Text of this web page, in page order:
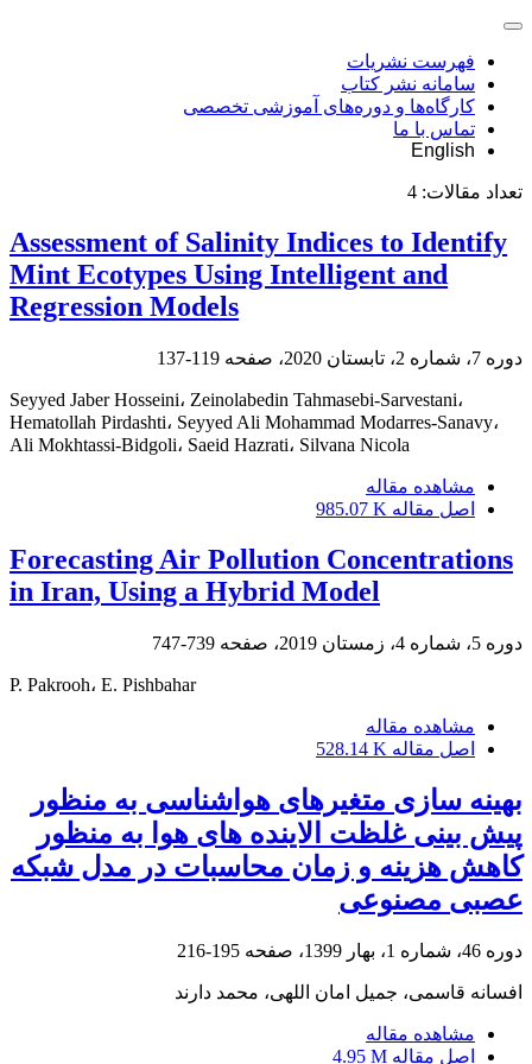
فهرست نشریات
سامانه نشر کتاب
کارگاه‌ها و دوره‌های آموزشی تخصصی
تماس با ما
English
تعداد مقالات: 4
Assessment of Salinity Indices to Identify
Mint Ecotypes Using Intelligent and
Regression Models
دوره 7، شماره 2، تابستان 2020، صفحه 119-137
Seyyed Jaber Hosseini، Zeinolabedin Tahmasebi-Sarvestani،
Hematollah Pirdashti، Seyyed Ali Mohammad Modarres-Sanavy،
Ali Mokhtassi-Bidgoli، Saeid Hazrati، Silvana Nicola
مشاهده مقاله
اصل مقاله 985.07 K
Forecasting Air Pollution Concentrations
in Iran, Using a Hybrid Model
دوره 5، شماره 4، زمستان 2019، صفحه 739-747
P. Pakrooh، E. Pishbahar
مشاهده مقاله
اصل مقاله 528.14 K
بهینه سازی متغیرهای هواشناسی به منظور
پیش بینی غلظت الاینده های هوا به منظور
کاهش هزینه و زمان محاسبات در مدل شبکه
عصبی مصنوعی
دوره 46، شماره 1، بهار 1399، صفحه 195-216
افسانه قاسمی، جمیل امان اللهی، محمد دارند
مشاهده مقاله
اصل مقاله 4.95 M